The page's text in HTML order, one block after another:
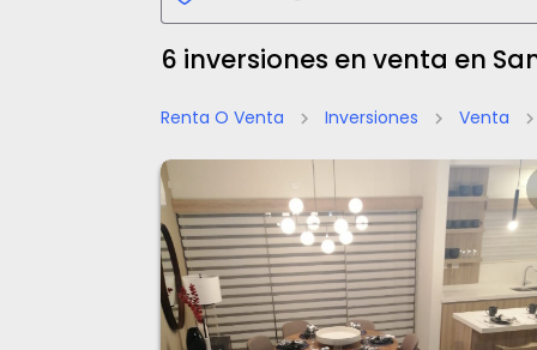
6 inversiones en venta en
Renta O Venta chevron_right Inversiones chevron_right Venta